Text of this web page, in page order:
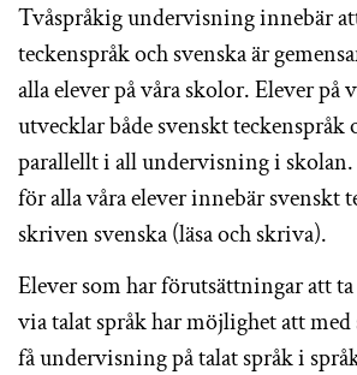
Tvåspråkig undervisning innebär
teckenspråk och svenska är
alla elever på våra skolor. Elever på
utvecklar både svenskt teckenspråk
parallellt i all undervisning i
för alla våra elever innebär svenskt
skriven svenska (läsa och skriva).
Elever som har förutsättningar att
via talat språk har möjlighet att
få undervisning på talat språk i